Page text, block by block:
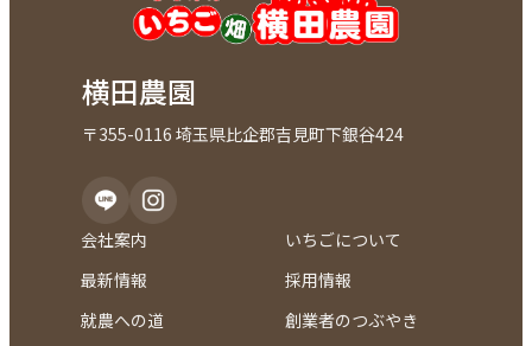
横田農園
〒355-0116 埼玉県比企郡吉見町下銀谷424
会社案内
いちごについて
最新情報
採用情報
就農への道
創業者のつぶやき